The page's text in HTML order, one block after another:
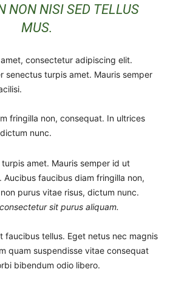
NON NISI SED TELLUS
MUS.
consectetur adipiscing elit.
senectus turpis amet. Mauris semper
fringilla non, consequat. In ultrices
nunc.
amet. Mauris semper id ut
Aucibus faucibus diam fringilla non,
purus vitae risus, dictum nunc.
sit purus aliquam.
faucibus tellus. Eget netus nec magnis
quam suspendisse vitae consequat
bibendum odio libero.